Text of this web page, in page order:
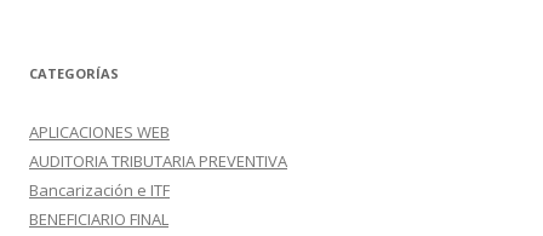
CATEGORÍAS
APLICACIONES WEB
AUDITORIA TRIBUTARIA PREVENTIVA
Bancarización e ITF
BENEFICIARIO FINAL